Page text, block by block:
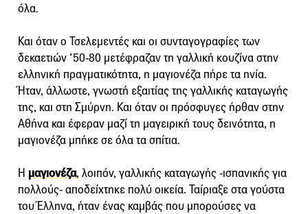
όλα.
Και όταν ο Τσελεμεντές και οι συνταγογραφίες των
δεκαετιών ‘50-80 μετέφραζαν τη γαλλική κουζίνα στην
ελληνική πραγματικότητα, η μαγιονέζα πήρε τα ηνία.
Ήταν, άλλωστε, γνωστή εξαιτίας της γαλλικής καταγωγής
της, και στη Σμύρνη. Και όταν οι πρόσφυγες ήρθαν στην
Αθήνα και έφεραν μαζί τη μαγειρική τους δεινότητα, η
μαγιονέζα μπήκε σε όλα τα σπίτια.
Η μαγιονέζα, λοιπόν, γαλλικής καταγωγής -ισπανικής για
πολλούς- αποδείχτηκε πολύ οικεία. Ταίριαξε στα γούστα
του Έλληνα, ήταν ένας καμβάς που μπορούσες να